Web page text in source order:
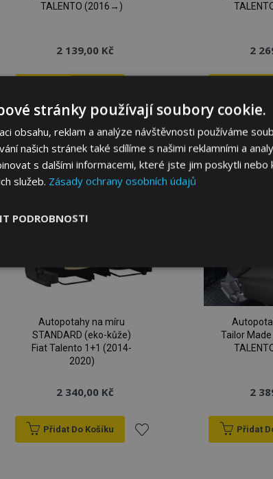
TALENTO (2016→)
2 139,00 Kč
Přidat
k
oblíbeným
2
Autopotahy na míru
STANDARD (eko-kůže)
Fiat Talento 1+1 (2014-
2020)
2 340,00 Kč
Přidat Do Košíku
Tailor Made
2
Přidat
stránky používají soubory cookie.
obsahu, reklam a analýze návštěvnosti používáme
našich stránek také sdílíme s našimi reklamními a
s dalšími informacemi, které jste jim poskytli nebo
služeb. Zásady ochrany osobních údajů
PODROBNOSTI
Nezbytně nutné soubory
soubory cookie umožňují základní funkce webových stránek, jako je
Poskytovatel
Doména
Popis